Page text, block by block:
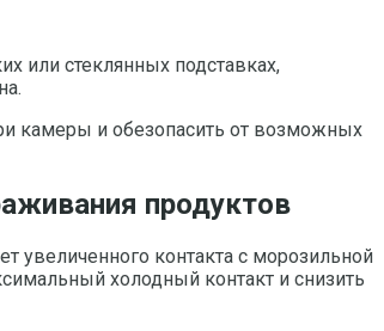
или стеклянных подставках,
камеры и обезопасить от возможных
продуктов
увеличенного контакта с морозильной
холодный контакт и снизить